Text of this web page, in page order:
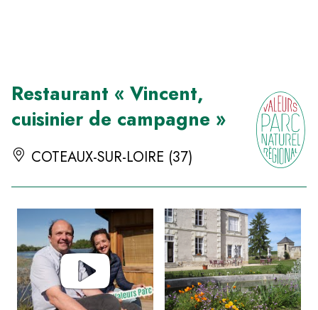
Restaurant « Vincent,
cuisinier de campagne »
COTEAUX-SUR-LOIRE (37)